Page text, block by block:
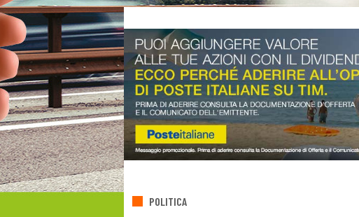
POLITICA